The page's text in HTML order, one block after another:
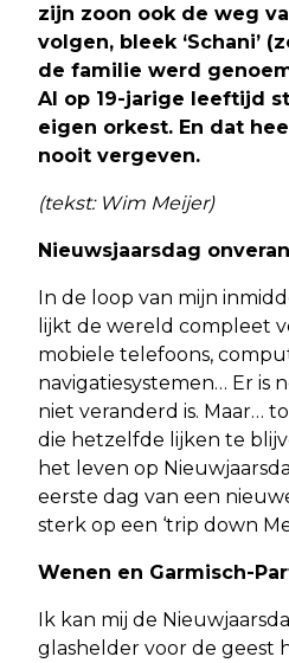
zijn zoon ook de weg
volgen, bleek ‘Schani’
de familie werd
Al op 19-jarige leeftijd
eigen orkest. En dat
nooit vergeven.
(tekst: Wim Meijer)
Nieuwsjaarsdag
In de loop van mijn
lijkt de wereld compleet
mobiele telefoons,
navigatiesystemen… Er is
niet veranderd is. Maar…
die hetzelfde lijken te
het leven op
eerste dag van een
sterk op een ‘trip down
Wenen en Garmisch-
Ik kan mij de
glashelder voor de geest